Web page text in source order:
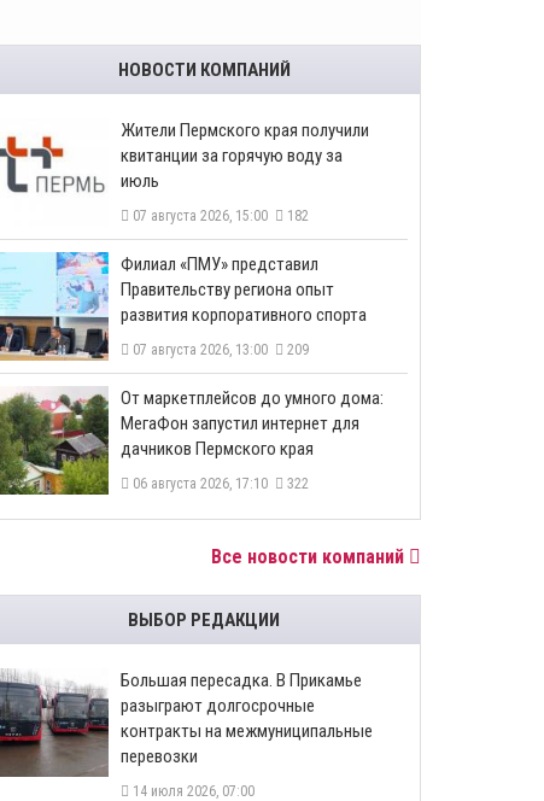
НОВОСТИ КОМПАНИЙ
​Жители Пермского края получили
квитанции за горячую воду за
июль
07 августа 2026, 15:00 182
​Филиал «ПМУ» представил
Правительству региона опыт
развития корпоративного спорта
07 августа 2026, 13:00 209
От маркетплейсов до умного дома:
МегаФон запустил интернет для
дачников Пермского края
06 августа 2026, 17:10 322
Все новости компаний
ВЫБОР РЕДАКЦИИ
Большая пересадка. В Прикамье
разыграют долгосрочные
контракты на межмуниципальные
перевозки
14 июля 2026, 07:00